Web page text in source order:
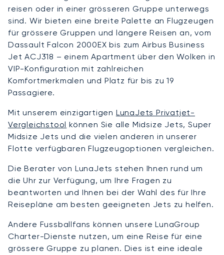
reisen oder in einer grösseren Gruppe unterwegs
sind. Wir bieten eine breite Palette an Flugzeugen
für grössere Gruppen und längere Reisen an, vom
Dassault Falcon 2000EX bis zum Airbus Business
Jet ACJ318 – einem Apartment über den Wolken in
VIP-Konfiguration mit zahlreichen
Komfortmerkmalen und Platz für bis zu 19
Passagiere.
Mit unserem einzigartigen LunaJets Privatjet-
Vergleichstool können Sie alle Midsize Jets, Super
Midsize Jets und die vielen anderen in unserer
Flotte verfügbaren Flugzeugoptionen vergleichen.
Die Berater von LunaJets stehen Ihnen rund um
die Uhr zur Verfügung, um Ihre Fragen zu
beantworten und Ihnen bei der Wahl des für Ihre
Reisepläne am besten geeigneten Jets zu helfen.
Andere Fussballfans können unsere LunaGroup
Charter-Dienste nutzen, um eine Reise für eine
grössere Gruppe zu planen. Dies ist eine ideale